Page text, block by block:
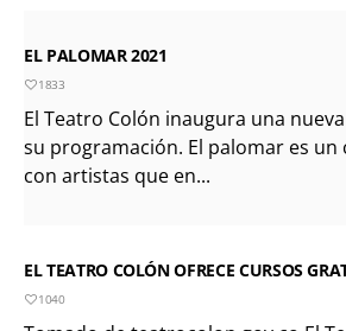
EL PALOMAR 2021
1833
El Teatro Colón inaugura una
su programación. El palomar es un
con artistas que en...
EL TEATRO COLÓN OFRECE CURSOS
1040